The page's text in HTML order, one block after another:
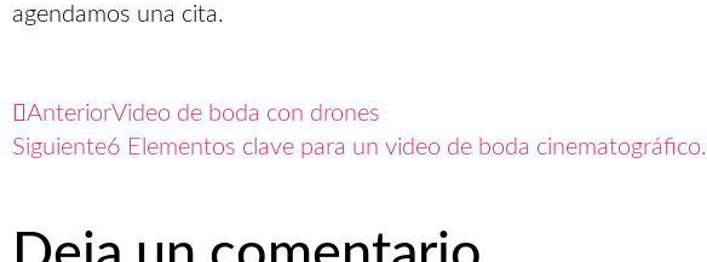
agendamos una cita.
AnteriorVideo de boda con drones
Siguiente6 Elementos clave para un video de boda cinematográfico.